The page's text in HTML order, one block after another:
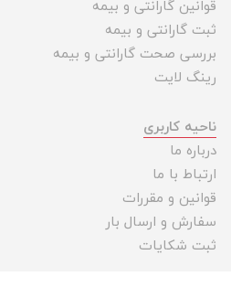
قوانین گارانتی و بیمه
ثبت گارانتی و بیمه
بررسی صحت گارانتی و بیمه
رینگ لایت
ناحیه کاربری
درباره ما
ارتباط با ما
قوانین و مقررات
سفارش و ارسال بار
ثبت شکایات